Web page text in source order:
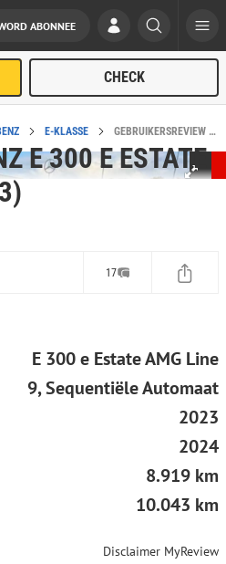
ABONNEE
E-KLASSE GEBRUIKERSREVIEW VAN MERCEDES-BENZ E 300 E ESTATE AMG LINE (2023)
E 300 E ESTATE
17
E 300 e Estate AMG Line
9, Sequentiële Automaat
2023
2024
8.919 km
10.043 km
Disclaimer MyReview